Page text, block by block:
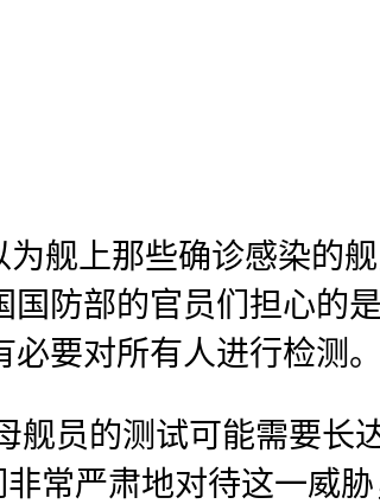
舰上那些确诊感染的
防部的官员们担心的
要对所有人进行检测。
舰员的测试可能需要长
常严肃地对待这一威